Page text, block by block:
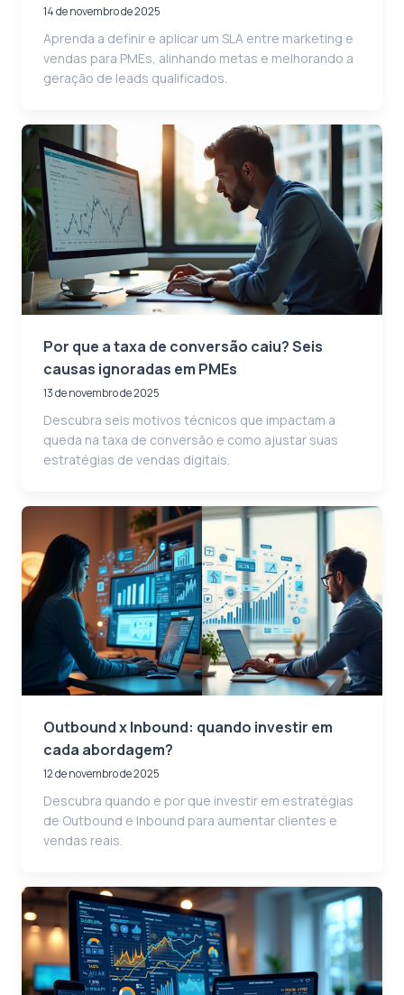
14 de novembro de 2025
Aprenda a definir e aplicar um SLA entre marketing e
vendas para PMEs, alinhando metas e melhorando a
geração de leads qualificados.
Por que a taxa de conversão caiu? Seis
causas ignoradas em PMEs
13 de novembro de 2025
Descubra seis motivos técnicos que impactam a
queda na taxa de conversão e como ajustar suas
estratégias de vendas digitais.
Outbound x Inbound: quando investir em
cada abordagem?
12 de novembro de 2025
Descubra quando e por que investir em estratégias
de Outbound e Inbound para aumentar clientes e
vendas reais.